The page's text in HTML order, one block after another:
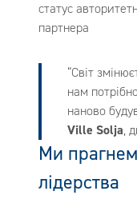
статус
партнера
“Світ
нам
наново
Ville Solja,
Ми
лідерства